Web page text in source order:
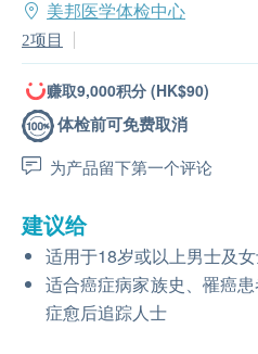
美邦医学体检中心
2项目
赚取9,000积分 (HK$90)
体检前可免费取消
为产品留下第一个评论
建议给
适用于18岁或以上男士及
适合癌症病家族史、罹癌
症愈后追踪人士